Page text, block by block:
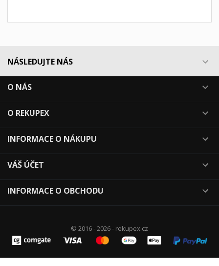
NÁSLEDUJTE NÁS 
O NÁS 
O REKUPEX 
INFORMACE O NÁKUPU 
VÁŠ ÚČET 
INFORMACE O OBCHODU 
© 2016 - 2026 - rekupex.cz